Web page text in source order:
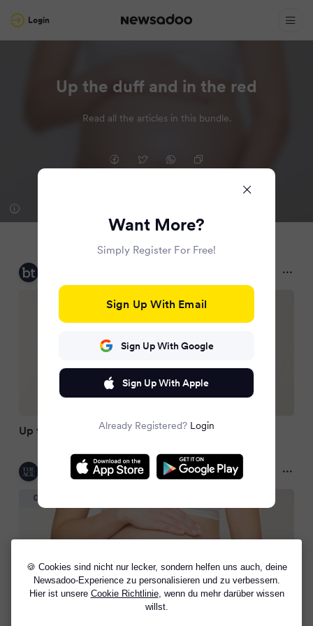
🍪 Cookies sind nicht nur lecker, sondern helfen uns auch, deine
Newsadoo-Experience zu personalisieren und zu verbessern.
Hier ist unsere Cookie Richtlinie, wenn du mehr darüber wissen
willst.
Login
Up the duff and in the red
Read all the articles in this bundle.
Up the duff and in the red
The Age
2 months ago
Want More?
Simply Register For Free!
Sign Up With Email
Sign Up With Google
Sign Up With Apple
Already Registered? Login